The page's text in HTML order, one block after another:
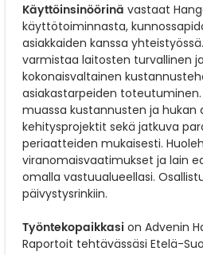
Käyttöinsinöörinä vastaat
käyttötoiminnasta,
asiakkaiden kanssa
varmistaa laitosten turvallinen
kokonaisvaltainen
asiakastarpeiden
muassa kustannusten ja hukan
kehitysprojektit sekä jatkuva
periaatteiden mukaisesti.
viranomaisvaatimukset ja lain
omalla vastuualueellasi.
päivystysrinkiin.
Työntekopaikkasi on Advenin
Raportoit tehtävässäsi Etelä-